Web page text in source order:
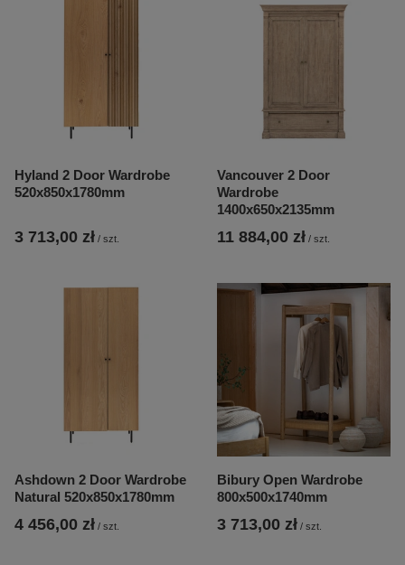
Hyland 2 Door Wardrobe
520x850x1780mm
3 713,00 zł / szt.
Vancouver 2 Door
Wardrobe
1400x650x2135mm
11 884,00 zł / szt.
Ashdown 2 Door Wardrobe
Natural 520x850x1780mm
4 456,00 zł / szt.
Bibury Open Wardrobe
800x500x1740mm
3 713,00 zł / szt.